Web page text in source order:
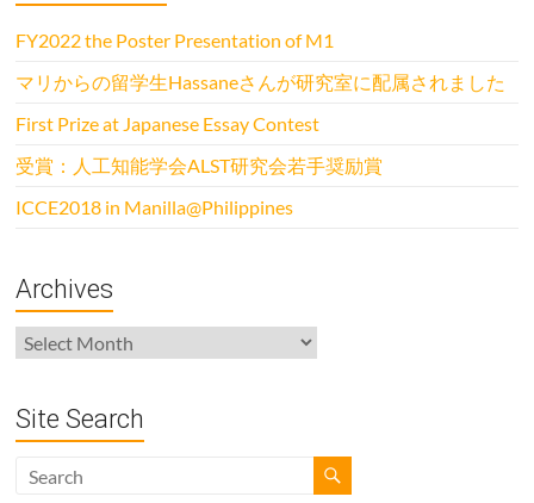
FY2022 the Poster Presentation of M1
マリからの留学生Hassaneさんが研究室に配属されました
First Prize at Japanese Essay Contest
受賞：人工知能学会ALST研究会若手奨励賞
ICCE2018 in Manilla@Philippines
Archives
Archives
Site Search